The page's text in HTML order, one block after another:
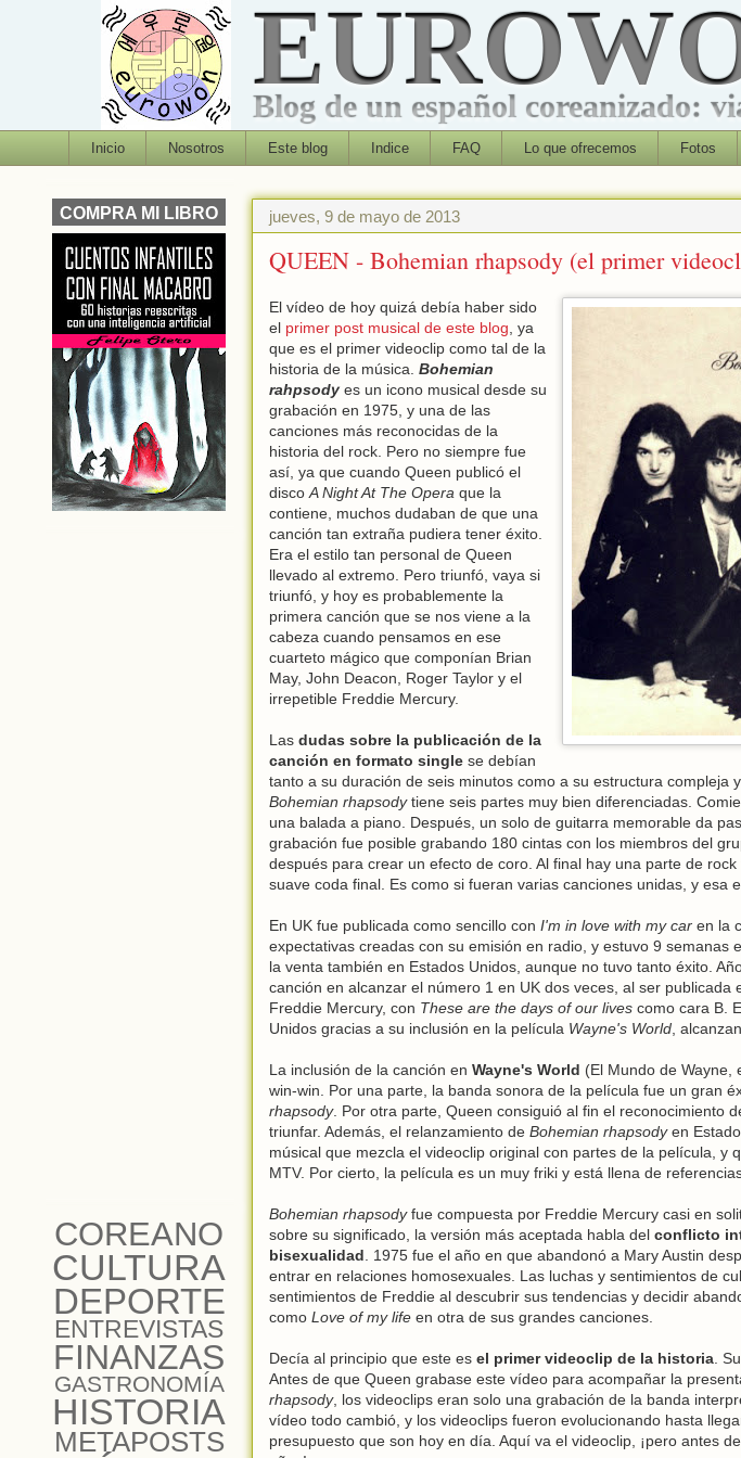
Blog de un español coreanizado:
Inicio Nosotros Este blog Indice FAQ Lo que ofrecemos Fotos
jueves, 9 de mayo de 2013
QUEEN - Bohemian rhapsody (el primer
El vídeo de hoy quizá debía haber sido
el primer post musical de este blog , ya
que es el primer videoclip como tal de la
historia de la música. Bohemian
rahpsody es un icono musical desde su
grabación en 1975, y una de las
canciones más reconocidas de la
historia del rock. Pero no siempre fue
así, ya que cuando Queen publicó el
disco A Night At The Opera que la
contiene, muchos dudaban de que una
canción tan extraña pudiera tener éxito.
Era el estilo tan personal de Queen
llevado al extremo. Pero triunfó, vaya si
triunfó, y hoy es probablemente la
primera canción que se nos viene a la
cabeza cuando pensamos en ese
cuarteto mágico que componían Brian
May, John Deacon, Roger Taylor y el
irrepetible Freddie Mercury.
Las dudas sobre la publicación de la
canción en formato single se debían
tanto a su duración de seis minutos como a su estructura compleja
Bohemian rhapsodytiene seis partes muy bien diferenciadas.
una balada a piano. Después, un solo de guitarra memorable da
grabación fue posible grabando 180 cintas con los miembros del
después para crear un efecto de coro. Al final hay una parte de
suave coda final. Es como si fueran varias canciones unidas, y esa
En UK fue publicada como sencillo con I'm in love with my car en la
expectativas creadas con su emisión en radio, y estuvo 9 semanas
la venta también en Estados Unidos, aunque no tuvo tanto éxito.
canción en alcanzar el número 1 en UK dos veces, al ser
Freddie Mercury, con These are the days of our lives como cara B.
Unidos gracias a su inclusión en la película Wayne's World ,
La inclusión de la canción en Wayne's World (El Mundo de Wayne,
win-win. Por una parte, la banda sonora de la película fue un gran
rhapsody. Por otra parte, Queen consiguió al fin el reconocimiento
triunfar. Además, el relanzamiento de Bohemian rhapsodyen
músical que mezcla el videoclip original con partes de la película, y
MTV. Por cierto, la película es un muy friki y está llena de
Bohemian rhapsodyfue compuesta por Freddie Mercury casi en
sobre su significado, la versión más aceptada habla del conflicto
bisexualidad . 1975 fue el año en que abandonó a Mary Austin
entrar en relaciones homosexuales. Las luchas y sentimientos de
sentimientos de Freddie al descubrir sus tendencias y decidir
como Love of my life en otra de sus grandes canciones.
Decía al principio que este es el primer videoclip de la historia .
Antes de que Queen grabase este vídeo para acompañar la
rhapsody, los videoclips eran solo una grabación de la banda
vídeo todo cambió, y los videoclips fueron evolucionando hasta
presupuesto que son hoy en día. Aquí va el videoclip, ¡pero antes
COMPRA MI LIBRO
COREANO
CULTURA
DEPORTE
ENTREVISTAS
FINANZAS
GASTRONOMÍA
HISTORIA
METAPOSTS